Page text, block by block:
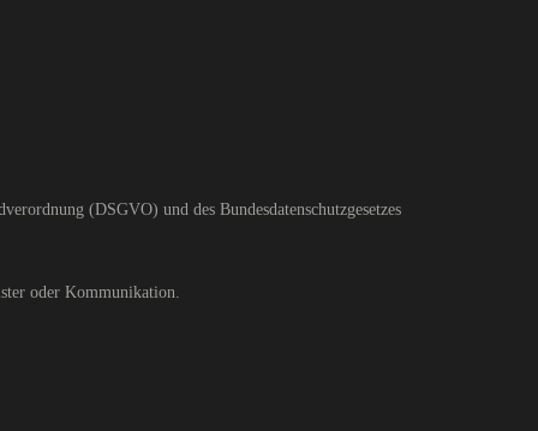
(DSGVO) und des Bundesdatenschutzgesetzes
oder Kommunikation.